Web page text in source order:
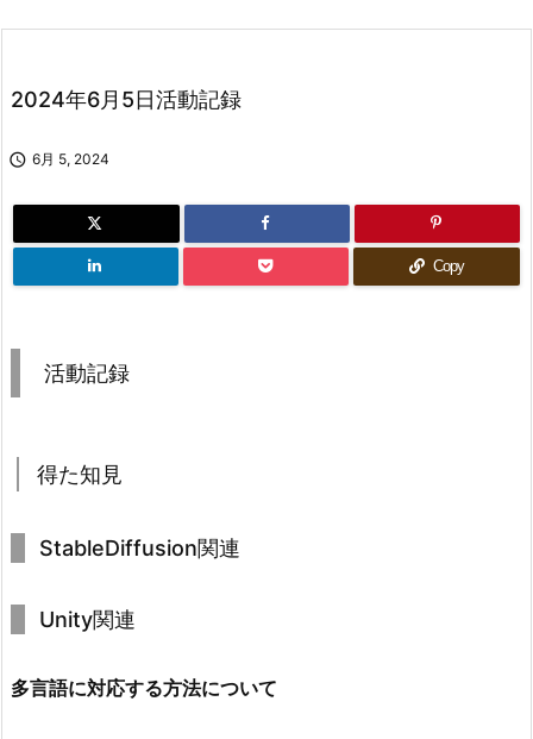
2024年6月5日活動記録
 6月 5, 2024
Copy
活動記録
得た知見
StableDiffusion関連
Unity関連
多言語に対応する方法について